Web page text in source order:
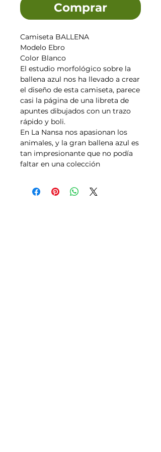
Comprar
Camiseta BALLENA
Modelo Ebro
Color Blanco
El estudio morfológico sobre la
ballena azul nos ha llevado a crear
el diseño de esta camiseta, parece
casi la página de una libreta de
apuntes dibujados con un trazo
rápido y boli.
En La Nansa nos apasionan los
animales, y la gran ballena azul es
tan impresionante que no podía
faltar en una colección